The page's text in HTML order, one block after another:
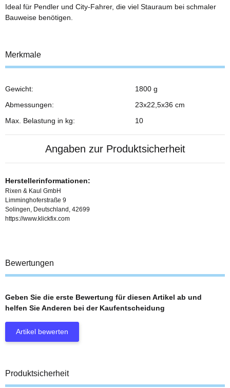
Ideal für Pendler und City-Fahrer, die viel Stauraum bei schmaler
Bauweise benötigen.
Merkmale
Gewicht:
1800 g
Abmessungen:
23x22,5x36 cm
Max. Belastung in kg:
10
Angaben zur Produktsicherheit
Herstellerinformationen:
Rixen & Kaul GmbH
Limminghoferstraße 9
Solingen, Deutschland, 42699
https://www.klickfix.com
Bewertungen
Geben Sie die erste Bewertung für diesen Artikel ab und
helfen Sie Anderen bei der Kaufentscheidung
Artikel bewerten
Produktsicherheit